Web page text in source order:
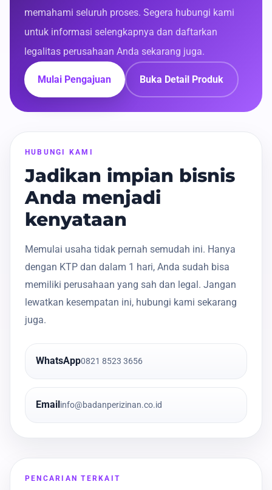
memahami seluruh proses. Segera hubungi kami
untuk informasi selengkapnya dan daftarkan
legalitas perusahaan Anda sekarang juga.
Mulai Pengajuan Buka Detail Produk
HUBUNGI KAMI
Jadikan impian bisnis
Anda menjadi
kenyataan
Memulai usaha tidak pernah semudah ini. Hanya
dengan KTP dan dalam 1 hari, Anda sudah bisa
memiliki perusahaan yang sah dan legal. Jangan
lewatkan kesempatan ini, hubungi kami sekarang
juga.
WhatsApp0821 8523 3656
Email info@badanperizinan.co.id
PENCARIAN TERKAIT